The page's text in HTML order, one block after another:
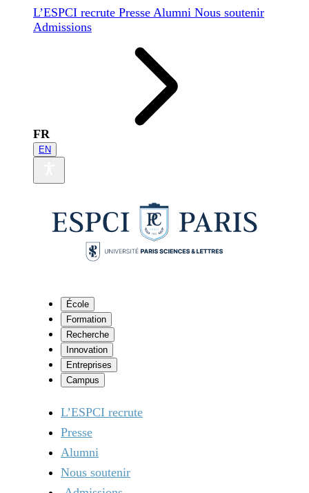
L’ESPCI recrute Presse Alumni Nous soutenir
Admissions
FR
EN
École
Formation
Recherche
Innovation
Entreprises
Campus
L’ESPCI recrute
Presse
Alumni
Nous soutenir